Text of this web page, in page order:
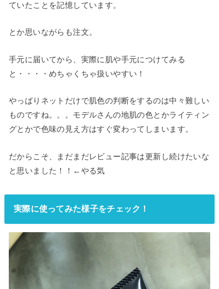
ていたことを記憶しています。
とか思いながらも注文。
手元に届いてから、実際に肌や手元につけてみる
と・・・・めちゃくちゃ扱いやすい！
やっぱりネットだけで肌色の判断をするのは中々難しい
ものですね。。。モデルさんの地肌の色とかライティン
グとかで色味の見え方はすぐ変わってしまいます。
だからこそ、まだまだレビュー記事は更新し続けたいな
と思いました！！←やる気
実際に使ってみた様子をチェック！